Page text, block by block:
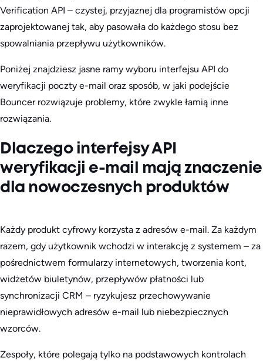
Verification API – czystej, przyjaznej dla programistów opcji
zaprojektowanej tak, aby pasowała do każdego stosu bez
spowalniania przepływu użytkowników.
Poniżej znajdziesz jasne ramy wyboru interfejsu API do
weryfikacji poczty e-mail oraz sposób, w jaki podejście
Bouncer rozwiązuje problemy, które zwykle łamią inne
rozwiązania.
Dlaczego interfejsy API
weryfikacji e-mail mają znaczenie
dla nowoczesnych produktów
Każdy produkt cyfrowy korzysta z adresów e-mail. Za każdym
razem, gdy użytkownik wchodzi w interakcję z systemem – za
pośrednictwem formularzy internetowych, tworzenia kont,
widżetów biuletynów, przepływów płatności lub
synchronizacji CRM – ryzykujesz przechowywanie
nieprawidłowych adresów e-mail lub niebezpiecznych
wzorców.
Zespoły, które polegają tylko na podstawowych kontrolach